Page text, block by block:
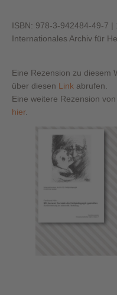
ISBN: 978-3-942484-49-7 |
Internationales Archiv für
Eine Rezension zu diesem
über diesen Link abrufen.
Eine weitere Rezension
hier.